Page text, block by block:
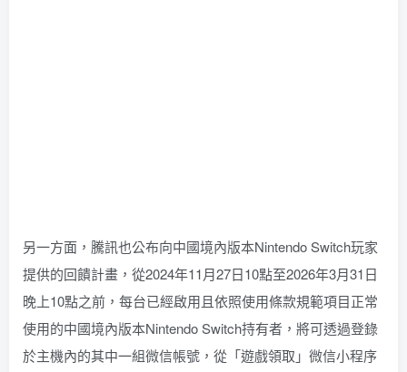
另一方面，騰訊也公布向中國境內版本Nintendo Switch玩家
提供的回饋計畫，從2024年11月27日10點至2026年3月31日
晚上10點之前，每台已經啟用且依照使用條款規範項目正常
使用的中國境內版本Nintendo Switch持有者，將可透過登錄
於主機內的其中一組微信帳號，從「遊戲領取」微信小程序